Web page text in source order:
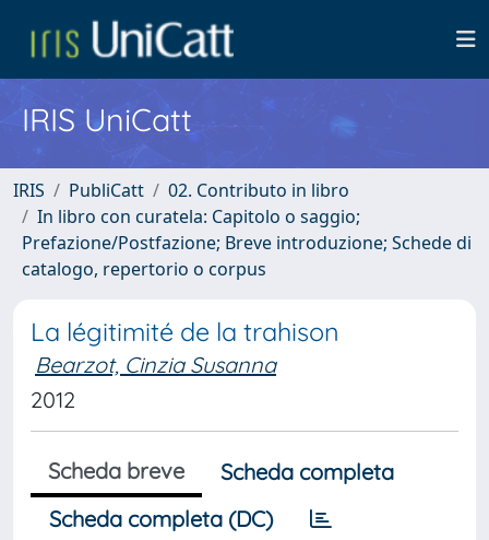
IRIS UniCatt
IRIS PubliCatt
02. Contributo in libro
In libro con curatela: Capitolo o saggio;
Prefazione/Postfazione; Breve introduzione; Schede di
catalogo, repertorio o corpus
La légitimité de la trahison
Bearzot, Cinzia Susanna
2012
Scheda breve
Scheda completa
Scheda completa (DC)